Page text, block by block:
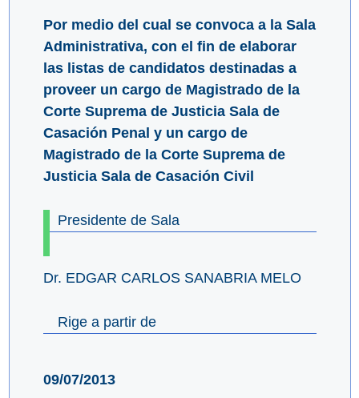
Por medio del cual se convoca a la Sala
Administrativa, con el fin de elaborar
las listas de candidatos destinadas a
proveer un cargo de Magistrado de la
Corte Suprema de Justicia Sala de
Casación Penal y un cargo de
Magistrado de la Corte Suprema de
Justicia Sala de Casación Civil
Presidente de Sala
Dr. EDGAR CARLOS SANABRIA MELO
Rige a partir de
09/07/2013